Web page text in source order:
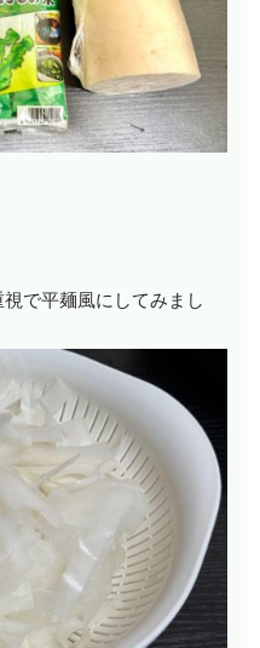
で平麺風にしてみまし